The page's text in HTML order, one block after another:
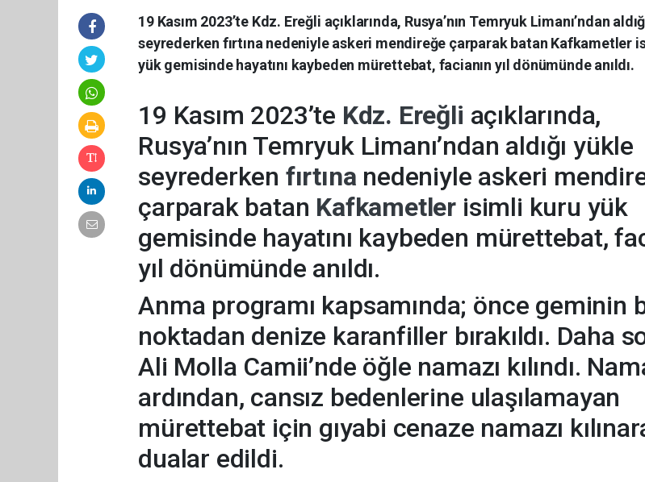
19 Kasım 2023’te Kdz. Ereğli açıklarında, Rusya’nın Temryuk Limanı’ndan
seyrederken fırtına nedeniyle askeri mendireğe çarparak batan Kafkametler
yük gemisinde hayatını kaybeden mürettebat, facianın yıl dönümünde anıldı.
19 Kasım 2023’te Kdz. Ereğli açıklarında,
Rusya’nın Temryuk Limanı’ndan aldığı yükle
seyrederken fırtına nedeniyle askeri
çarparak batan Kafkametler isimli kuru yük
gemisinde hayatını kaybeden mürettebat,
yıl dönümünde anıldı.
Anma programı kapsamında; önce geminin
noktadan denize karanfiller bırakıldı. Daha
Ali Molla Camii’nde öğle namazı kılındı.
ardından, cansız bedenlerine ulaşılamayan
mürettebat için gıyabi cenaze namazı
dualar edildi.